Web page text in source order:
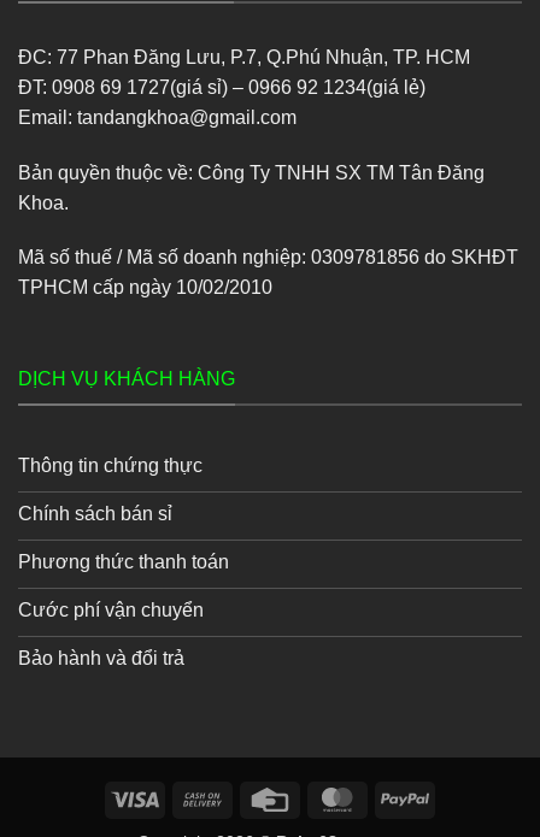
ĐC: 77 Phan Đăng Lưu, P.7, Q.Phú Nhuận, TP. HCM
ĐT: 0908 69 1727(giá sỉ) – 0966 92 1234(giá lẻ)
Email: tandangkhoa@gmail.com
Bản quyền thuộc về: Công Ty TNHH SX TM Tân Đăng
Khoa.
Mã số thuế / Mã số doanh nghiệp: 0309781856 do SKHĐT
TPHCM cấp ngày 10/02/2010
DỊCH VỤ KHÁCH HÀNG
Thông tin chứng thực
Chính sách bán sỉ
Phương thức thanh toán
Cước phí vận chuyển
Bảo hành và đổi trả
Visa
Cash
Credit
MasterCard